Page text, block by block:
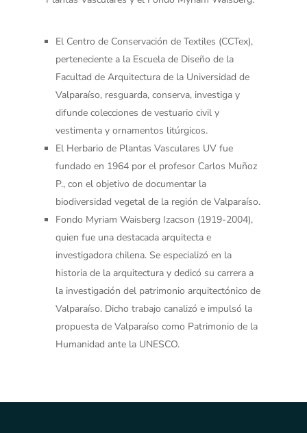
El Centro de Conservación de Textiles (CCTex),
perteneciente a la Escuela de Diseño de la
Facultad de Arquitectura de la Universidad de
Valparaíso, resguarda, conserva, investiga y
difunde colecciones de vestuario civil y
vestimenta y ornamentos litúrgicos.
El Herbario de Plantas Vasculares UV fue
fundado en 1964 por el profesor Carlos Muñoz
P., con el objetivo de documentar la
biodiversidad vegetal de la región de Valparaíso.
Fondo Myriam Waisberg Izacson (1919-2004),
quien fue una destacada arquitecta e
investigadora chilena. Se especializó en la
historia de la arquitectura y dedicó su carrera a
la investigación del patrimonio arquitectónico de
Valparaíso. Dicho trabajo canalizó e impulsó la
propuesta de Valparaíso como Patrimonio de la
Humanidad ante la UNESCO.